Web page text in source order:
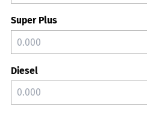
Super Plus
Diesel